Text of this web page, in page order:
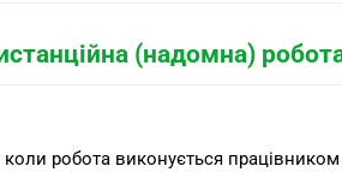
(надомна)
коли робота виконується